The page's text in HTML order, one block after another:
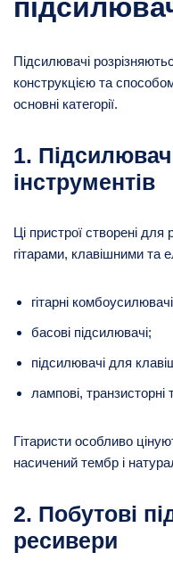
Підсилювачі
конструкцією та
основні категорії.
1.
інструментів
Ці пристрої створені для
гітарами, клавішними та
гітарні
басові підсилювачі;
підсилювачі для
лампові,
Гітаристи особливо
насичений тембр і
2. Побутові
ресивери